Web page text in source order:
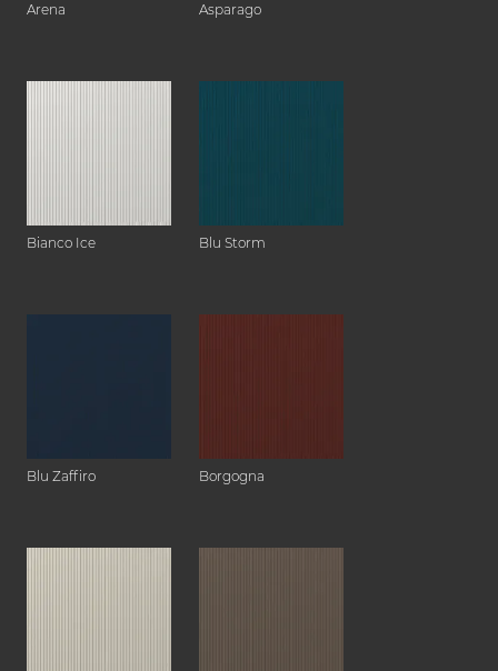
Arena Asparago
Bianco Ice Blu Storm
Blu Zaffiro Borgogna